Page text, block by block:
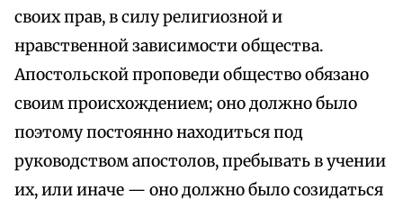
своих прав, в силу религиозной и
нравственной зависимости общества.
Апостольской проповеди общество обязано
своим происхождением; оно должно было
поэтому постоянно находиться под
руководством апостолов, пребывать в учении
их, или иначе — оно должно было созидаться